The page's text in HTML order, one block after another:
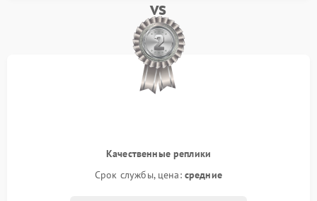
vs
Качественные реплики
Срок службы, цена: средние